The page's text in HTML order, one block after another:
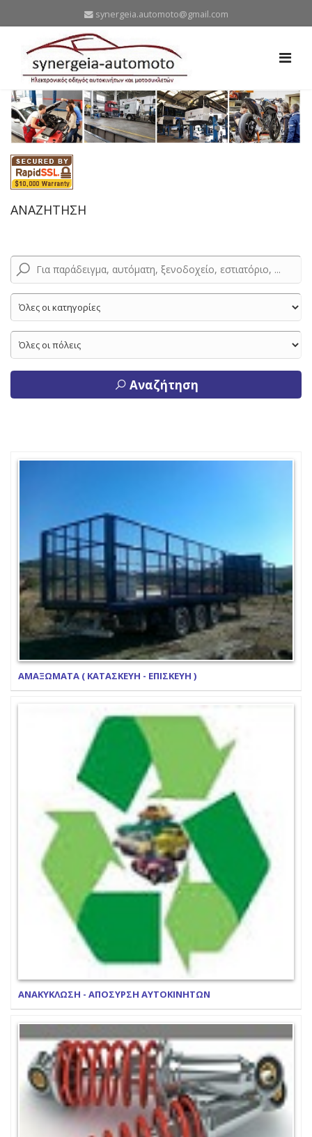
synergeia.automoto@gmail.com
ΑΝΑΖΗΤΗΣΗ
Αναζήτηση
ΑΜΑΞΩΜΑΤΑ ( ΚΑΤΑΣΚΕΥΗ - ΕΠΙΣΚΕΥΗ )
ΑΝΑΚΥΚΛΩΣΗ - ΑΠΟΣΥΡΣΗ ΑΥΤΟΚΙΝΗΤΩΝ